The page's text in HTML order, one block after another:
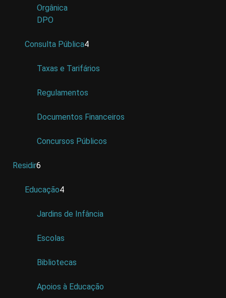
Orgânica
DPO
Consulta Pública4
Taxas e Tarifários
Regulamentos
Documentos Financeiros
Concursos Públicos
Residir6
Educação4
Jardins de Infância
Escolas
Bibliotecas
Apoios à Educação